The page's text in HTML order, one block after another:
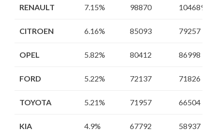
RENAULT 7.15% 98870 104689
CITROEN 6.16% 85093 79257
OPEL 5.82% 80412 86998
FORD 5.22% 72137 71826
TOYOTA 5.21% 71957 66504
KIA 4.9% 67792 58937
RENAULT
CITROEN
OPEL
FORD
TOYOTA
KIA